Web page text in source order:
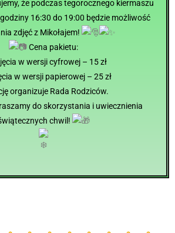
że podczas tegorocznego kiermaszu
16:30 do 19:00 będzie możliwość
zdjęć z Mikołajem!
Cena pakietu:
w wersji cyfrowej – 15 zł
w wersji papierowej – 25 zł
organizuje Rada Rodziców.
do skorzystania i uwiecznienia
chwil!